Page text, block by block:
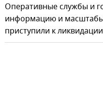
Оперативные службы и
информацию и
приступили к